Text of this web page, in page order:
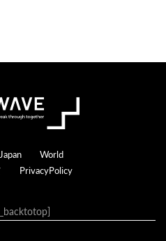
Japan
World
PrivacyPolicy